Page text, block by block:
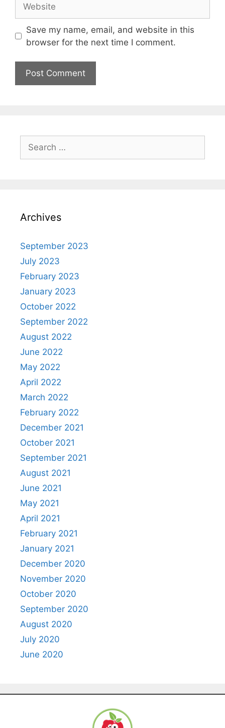
Save my name, email, and website in this
browser for the next time I comment.
Archives
September 2023
July 2023
February 2023
January 2023
October 2022
September 2022
August 2022
June 2022
May 2022
April 2022
March 2022
February 2022
December 2021
October 2021
September 2021
August 2021
June 2021
May 2021
April 2021
February 2021
January 2021
December 2020
November 2020
October 2020
September 2020
August 2020
July 2020
June 2020